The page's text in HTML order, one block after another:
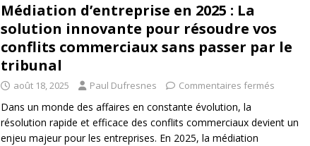
Médiation d’entreprise en 2025 : La
solution innovante pour résoudre vos
conflits commerciaux sans passer par le
tribunal
août 18, 2025 Paul Dufresnes Commentaires fermés
Dans un monde des affaires en constante évolution, la
résolution rapide et efficace des conflits commerciaux devient un
enjeu majeur pour les entreprises. En 2025, la médiation